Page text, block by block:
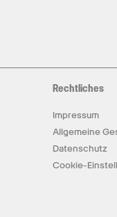
Rechtliches
Impressum
Allgemeine
Datenschutz
Cookie-